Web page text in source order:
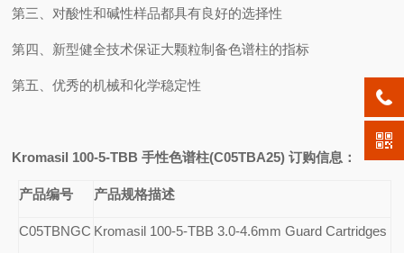
第三、对酸性和碱性样品都具有良好的选择性
第四、新型健全技术保证大颗粒制备色谱柱的指标
第五、优秀的机械和化学稳定性
Kromasil 100-5-TBB手性色谱柱(C05TBA25) 订购信息：
产品编号 产品规格描述
C05TBNGC Kromasil 100-5-TBB 3.0-4.6mm Guard Cartridges